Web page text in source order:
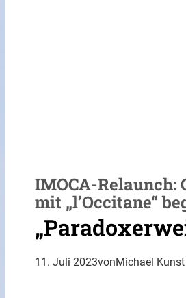
IMOCA-Relaunch:
mit „l’Occitane“
11. Juli 2023vonMichael Kunst